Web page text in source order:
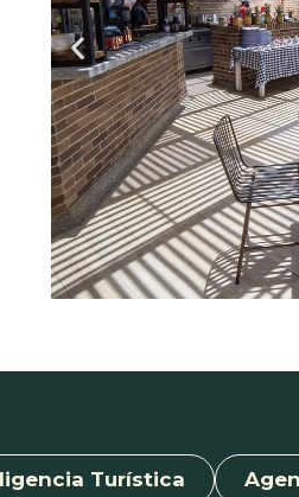
Turística